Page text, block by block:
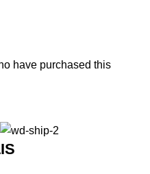
have purchased this